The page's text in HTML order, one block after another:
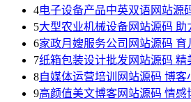
4电子设备产品中英双语网站源
5大型农业机械设备网站源码 助
6家政月嫂服务公司网站源码 育
7纸箱包装设计批发网站源码 精
8自媒体运营培训网站源码 博
9高颜值美文博客网站源码 情感